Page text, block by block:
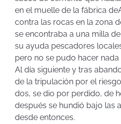
en el muelle de la fábrica
contra las rocas en la zona
se encontraba a una milla
su ayuda pescadores
pero no se pudo hacer
Al día siguiente y tras
de la tripulación por el
dos, se dio por perdido, de
después se hundió bajo las
desde entonces.